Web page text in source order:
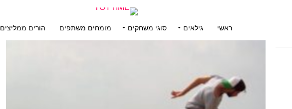
ראשי גילאים סוגי משחקים מומחים משתפים הורים ממליצים